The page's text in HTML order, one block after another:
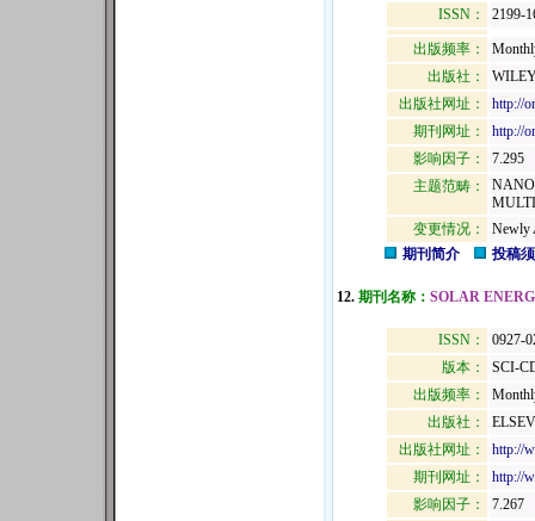
ISSN： 2199-
出版频率：
出版社：
出版社网址：
http://
期刊网址：
http://
影响因子：
7.295
主题范畴：
变更情况：
Newly
期刊简介
投稿
12. 期刊名称： SOLAR
ISSN：
0927-
版本：
SCI-
出版频率：
出版社：
出版社网址：
http://
期刊网址：
http://
影响因子：
7.267